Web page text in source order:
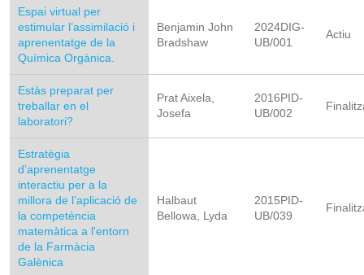
Espai virtual per
estimular l’assimilació i
aprenentatge de la
Química Orgànica.
Benjamin John
Bradshaw
2024DIG-
UB/001
Actiu
Estàs preparat per
treballar en el
laboratori?
Prat Aixela,
Josefa
2016PID-
UB/002
Estratègia
d’aprenentatge
interactiu per a la
millora de l’aplicació de
la competència
matemàtica a l'entorn
de la Farmàcia
Galènica
Halbaut
Bellowa, Lyda
2015PID-
UB/039